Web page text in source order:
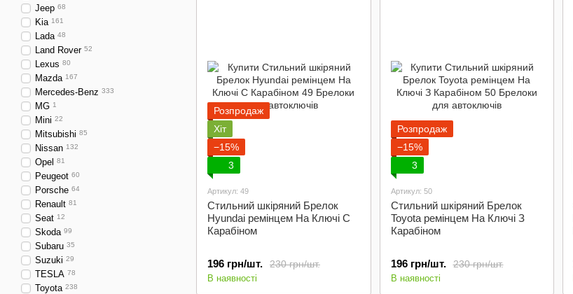
Розпродаж
Хіт
−15%
3
Артикул: 49
Стильний шкіряний Брелок
Hyundai ремінцем На Ключі C
Карабіном
230 грн/шт.
196 грн/шт.
В наявності
Розпродаж
−15%
3
Артикул: 50
Стильний шкіряний Брелок
Toyota ремінцем На Ключі З
Карабіном
230 грн/шт.
196 грн/шт.
В наявності
Jeep 68
Kia 161
Lada 48
Land Rover 52
Lexus 80
Mazda 167
Mercedes-Benz 333
MG 1
Mini 22
Mitsubishi 85
Nissan 132
Opel 81
Peugeot 60
Porsche 64
Renault 81
Seat 12
Skoda 99
Subaru 35
Suzuki 29
TESLA 78
Toyota 238